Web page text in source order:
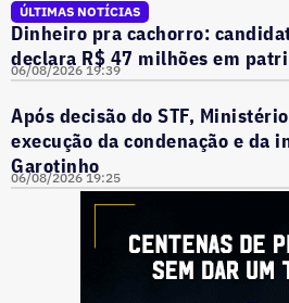
ÚLTIMAS NOTÍCIAS
Dinheiro pra cachorro:
declara R$ 47 milhões em
06/08/2026 19:39
Após decisão do STF,
execução da condenação e da
Garotinho
06/08/2026 19:25